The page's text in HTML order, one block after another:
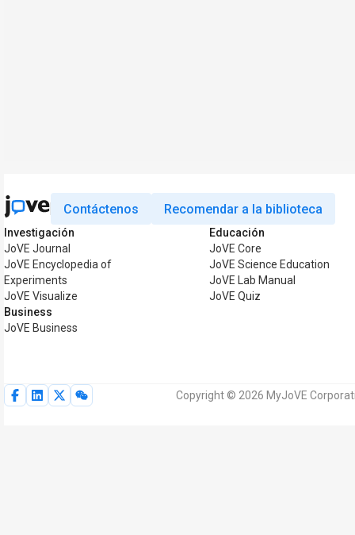
Contáctenos Recomendar a la biblioteca
Investigación
JoVE Journal
JoVE Encyclopedia of
Experiments
JoVE Visualize
Business
JoVE Business
Educación
JoVE Core
JoVE Science Education
JoVE Lab Manual
JoVE Quiz
Copyright © 2026 MyJoVE